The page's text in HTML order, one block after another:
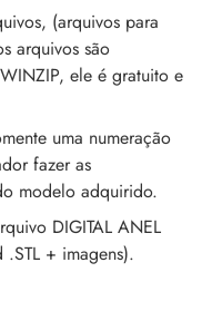
(arquivos para
arquivos são
ele é gratuito e
uma numeração
fazer as
modelo adquirido.
DIGITAL ANEL
+ imagens).